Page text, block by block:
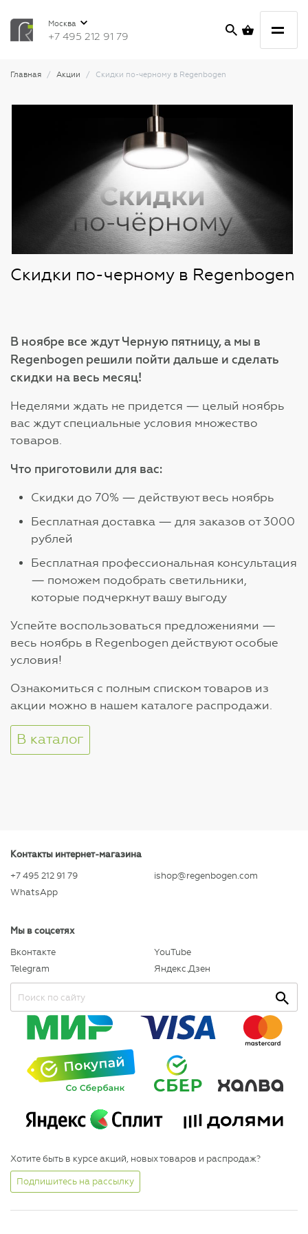
Москва
+7 495 212 91 79
Главная Акции Скидки по-черному в Regenbogen
Скидки по-черному в Regenbogen
В ноябре все ждут Черную пятницу, а мы в
Regenbogen решили пойти дальше и сделать
скидки на весь месяц!
Неделями ждать не придется — целый ноябрь
вас ждут специальные условия множество
товаров.
Что приготовили для вас:
Скидки до 70% — действуют весь ноябрь
Бесплатная доставка — для заказов от 3000
рублей
Бесплатная профессиональная консультация
— поможем подобрать светильники,
которые подчеркнут вашу выгоду
Успейте воспользоваться предложениями —
весь ноябрь в Regenbogen действуют особые
условия!
Ознакомиться с полным списком товаров из
акции можно в нашем каталоге распродажи.
В каталог
Контакты интернет-магазина
+7 495 212 91 79
WhatsApp
ishop@regenbogen.com
Мы в соцсетях
Вконтакте
Telegram
YouTube
Яндекс.Дзен
Хотите быть в курсе акций, новых товаров и распродаж?
Подпишитесь на рассылку